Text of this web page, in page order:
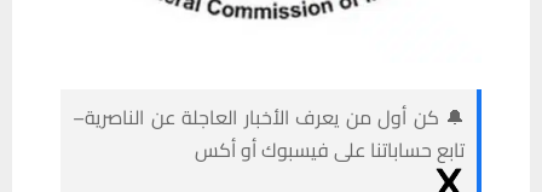
🔔 كن أول من يعرف الأخبار العاجلة عن الناصرية–
تابع حساباتنا على فيسبوك أو أكس